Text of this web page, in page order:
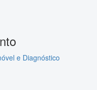
e Diagnóstico